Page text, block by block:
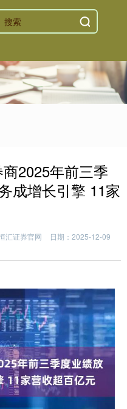
2025年前三季
成增长引擎 11家
汇证券官网
日期：2025-12-09